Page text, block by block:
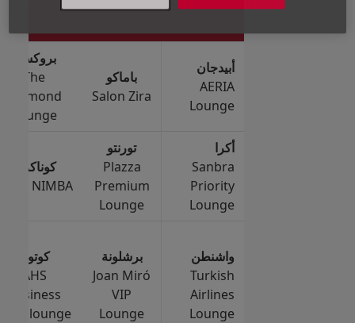
أبيدجان
AERIA
Lounge
باماكو
Salon Zira
بروكسل
The
Diamond
Lounge
أكرا
Sanbra
Priority
Lounge
تورنتو
Plazza
Premium
Lounge
كوناكري
NIMBA
واشنطن
Turkish
Airlines
Lounge
برشلونة
Joan Miró
VIP
Lounge
كوتونو
AHS
business
lounge